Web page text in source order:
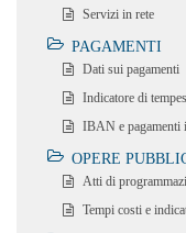
Servizi in rete
PAGAMENTI
Dati sui pagamenti
Indicatore di
IBAN e pagamenti
OPERE
Atti di
Tempi costi e